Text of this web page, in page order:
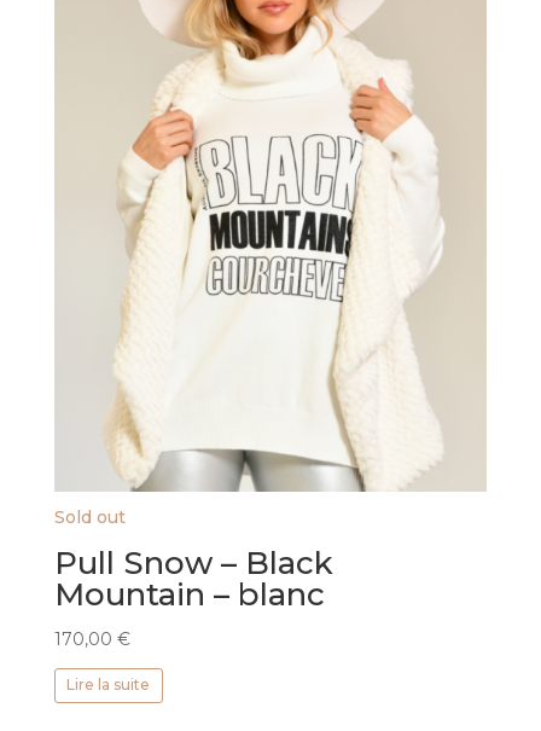
Sold out
Pull Snow – Black
Mountain – blanc
170,00 €
Lire la suite